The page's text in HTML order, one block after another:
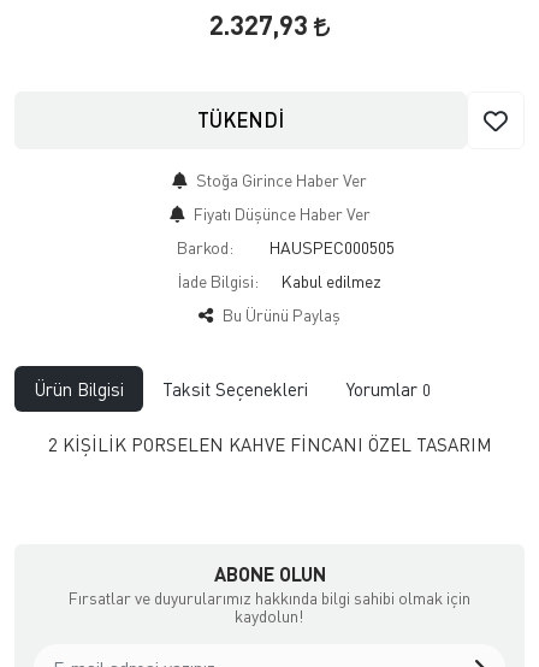
2.327,93
TÜKENDİ
Stoğa Girince Haber Ver
Fiyatı Düşünce Haber Ver
Barkod:
HAUSPEC000505
İade Bilgisi:
Bu Ürünü Paylaş
Ürün Bilgisi Taksit Seçenekleri Yorumlar 0
2 KİŞİLİK PORSELEN KAHVE FİNCANI ÖZEL TASARIM
ABONE OLUN
Fırsatlar ve duyurularımız hakkında bilgi sahibi olmak için
kaydolun!